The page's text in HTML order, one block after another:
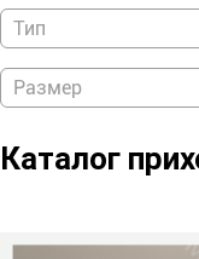
Белый
Серый
Тип
Встраиваемые
Размер
Каталог